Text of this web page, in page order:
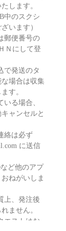
します。
中のスクシ
います）
郵便番号の
Ｎにして登
で発送のタ
場合は収集
す。
る場合、
ャンセルと
絡は必ず
に送信
ど他のアプ
ねがいしま
上、発注後
ません。
エストはお